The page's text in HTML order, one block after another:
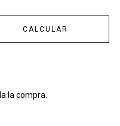
CALCULAR
la compra.